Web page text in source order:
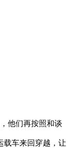
他们再按照和谈
载车来回穿越，让